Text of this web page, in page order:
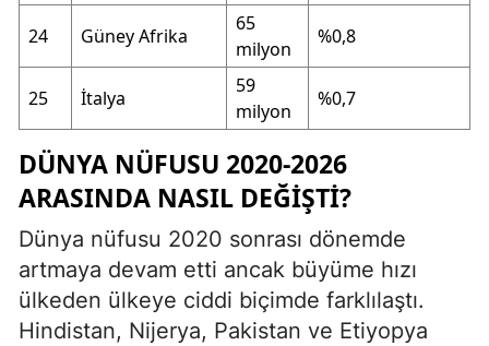
24 Güney Afrika
65
milyon
%0,8
25 İtalya
59
milyon
%0,7
DÜNYA NÜFUSU 2020-2026
ARASINDA NASIL DEĞIŞTI?
Dünya nüfusu 2020 sonrası dönemde
artmaya devam etti ancak büyüme hızı
ülkeden ülkeye ciddi biçimde farklılaştı.
Hindistan, Nijerya, Pakistan ve Etiyopya